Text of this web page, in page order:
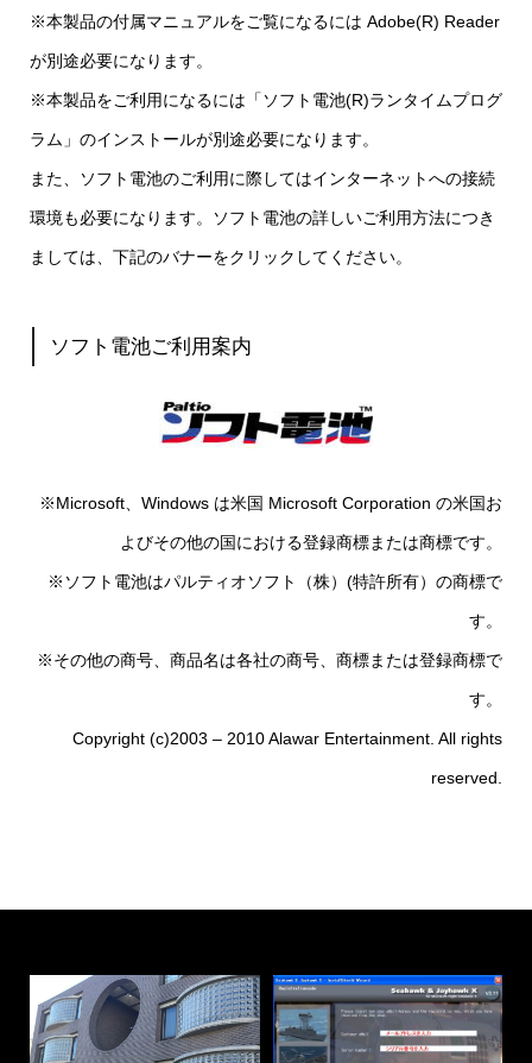
※本製品の付属マニュアルをご覧になるには Adobe(R) Reader
が別途必要になります。
※本製品をご利用になるには「ソフト電池(R)ランタイムプログ
ラム」のインストールが別途必要になります。
また、ソフト電池のご利用に際してはインターネットへの接続
環境も必要になります。ソフト電池の詳しいご利用方法につき
ましては、下記のバナーをクリックしてください。
ソフト電池ご利用案内
※Microsoft、Windows は米国 Microsoft Corporation の米国お
よびその他の国における登録商標または商標です。
※ソフト電池はパルティオソフト（株）(特許所有）の商標で
す。
※その他の商号、商品名は各社の商号、商標または登録商標で
す。
Copyright (c)2003 – 2010 Alawar Entertainment. All rights
reserved.